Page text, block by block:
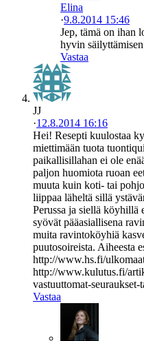
Elina
·9.8.2014 15:46
Jep, tämä on ihan
hyvin
Vastaa
JJ
·12.8.2014 16:16
Hei! Resepti kuulostaa
miettimään tuota
paikallisillahan ei ole
paljon huomiota ruoan
muuta kuin koti- tai
liippaa läheltä sillä
Perussa ja siellä köyhillä
syövät pääasiallisena
muita ravintoköyhiä
puutosoireista. Aiheesta
http://www.hs.fi/
http://www.kulutus.fi/
vastuuttomat-seuraukset-
Vastaa